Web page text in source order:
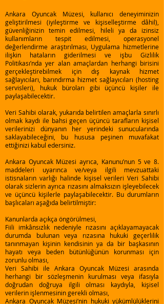
Ankara Oyuncak Müzesi, kullanıcı deneyiminizin
geliştirilmesi (iyileştirme ve kişiselleştirme dâhil),
güvenliğinizin temin edilmesi, hileli ya da izinsiz
kullanımların tespit edilmesi, operasyonel
değerlendirme araştırılması, Uygulama hizmetlerine
ilişkin hataların giderilmesi ve işbu Gizlilik
Politikası’nda yer alan amaçlardan herhangi birisini
gerçekleştirebilmek için dış kaynak hizmet
sağlayıcıları, barındırma hizmet sağlayıcıları (hosting
servisleri), hukuk büroları gibi üçüncü kişiler ile
paylaşabilecektir.
Veri Sahibi olarak, yukarıda belirtilen amaçlarla sınırlı
olmak kaydı ile bahsi geçen üçüncü tarafların kişisel
verilerinizi dünyanın her yerindeki sunucularında
saklayabileceğini, bu hususa peşinen muvafakat
ettiğinizi kabul edersiniz.
Ankara Oyuncak Müzesi ayrıca, Kanunu’nun 5 ve 8.
maddeleri uyarınca ve/veya ilgili mevzuattaki
istisnaların varlığı halinde kişisel verileri Veri Sahibi
olarak sizlerin ayrıca rızasını almaksızın işleyebilecek
ve üçüncü kişilerle paylaşabilecektir. Bu durumların
başlıcaları aşağıda belirtilmiştir:
Kanunlarda açıkça öngörülmesi,
Fiili imkânsızlık nedeniyle rızasını açıklayamayacak
durumda bulunan veya rızasına hukuki geçerlilik
tanınmayan kişinin kendisinin ya da bir başkasının
hayatı veya beden bütünlüğünün korunması için
zorunlu olması,
Veri Sahibi ile Ankara Oyuncak Müzesi arasında
herhangi bir sözleşmenin kurulması veya ifasıyla
doğrudan doğruya ilgili olması kaydıyla, kişisel
verilerin işlenmesinin gerekli olması,
Ankara Oyuncak Müzesi’nin hukuki yükümlülüklerini